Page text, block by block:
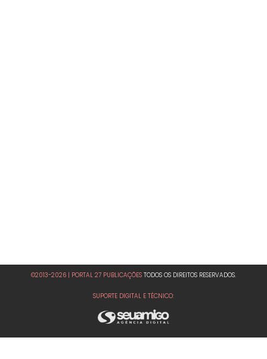
©2013-2026 | PORTAL 27 PUBLICAÇÕES TODOS OS DIREITOS RESERVADOS.
SUPORTE DIGITAL E TÉCNICO: